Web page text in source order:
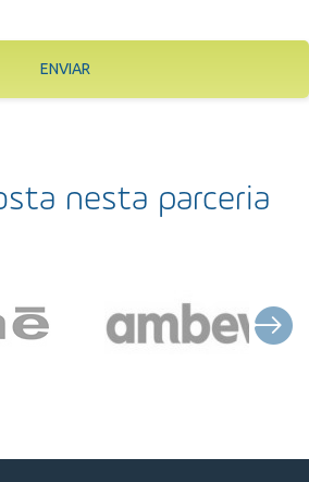
ENVIAR
nesta parceria